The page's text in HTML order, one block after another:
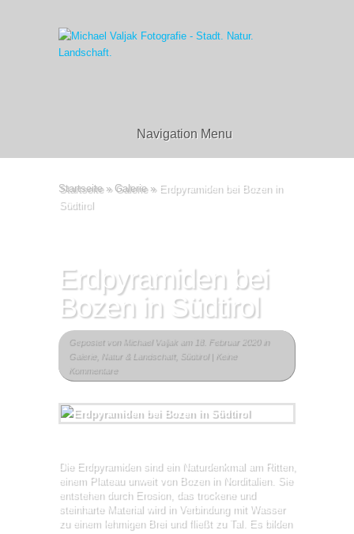
Navigation Menu
Startseite » Galerie »Erdpyramiden bei Bozen in
Südtirol
Erdpyramiden bei
Bozen in Südtirol
Gepostet von Michael Valjakam 18. Februar 2020 in
Galerie, Natur & Landschaft, Südtirol| Keine
Kommentare
Die Erdpyramiden sind ein Naturdenkmal am Ritten,
einem Plateau unweit von Bozen in Norditalien. Sie
entstehen durch Erosion, das trockene und
steinharte Material wird in Verbindung mit Wasser
zu einem lehmigen Brei und fließt zu Tal. Es bilden